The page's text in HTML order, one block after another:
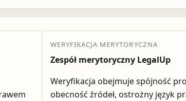
WERYFIKACJA MERYTORYCZNA
Zespół merytoryczny LegalUp
Weryfikacja obejmuje spójność
obecność źródeł, ostrożny język